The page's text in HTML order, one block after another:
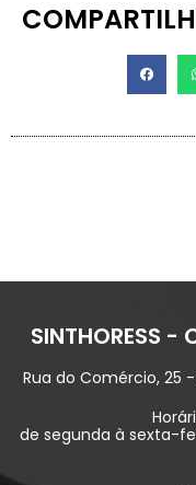
SINTHORESS
Rua do Comércio, 25
de segunda à sexta-